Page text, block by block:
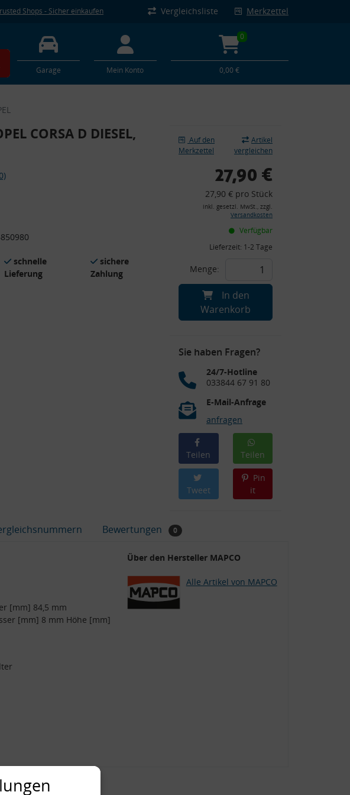
Shops - Sicher einkaufen Vergleichsliste Merkzettel
Garage Mein Konto
0
0,00 €
CORSA D DIESEL,
schnelle
Lieferung
sichere
Zahlung
Auf den
Merkzettel
Artikel
vergleichen
27,90 €
27,90 € pro Stück
inkl. gesetzl. MwSt., zzgl.
Versandkosten
Verfügbar
Lieferzeit: 1-2 Tage
Menge:
In den
Warenkorb
Sie haben Fragen?
24/7-Hotline
033844 67 91 80
E-Mail-Anfrage
anfragen
Teilen Teilen
Tweet
Pin
it
Bewertungen 0
[mm] 84,5 mm
[mm] 8 mm Höhe [mm]
Über den Hersteller MAPCO
Alle Artikel von MAPCO